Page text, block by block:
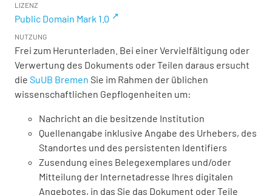
LIZENZ
Public Domain Mark 1.0
NUTZUNG
Frei zum Herunterladen. Bei einer Vervielfältigung oder
Verwertung des Dokuments oder Teilen daraus ersucht
die SuUB Bremen Sie im Rahmen der üblichen
wissenschaftlichen Gepflogenheiten um:
Nachricht an die besitzende Institution
Quellenangabe inklusive Angabe des Urhebers, des
Standortes und des persistenten Identifiers
Zusendung eines Belegexemplares und/oder
Mitteilung der Internetadresse Ihres digitalen
Angebotes, in das Sie das Dokument oder Teile